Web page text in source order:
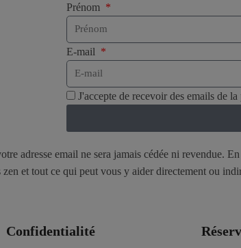
Prénom
E-mail
J'accepte de recevoir des emails de
adresse email ne sera jamais cédée ni revendue.
et tout ce qui peut vous y aider directement ou
Confidentialité